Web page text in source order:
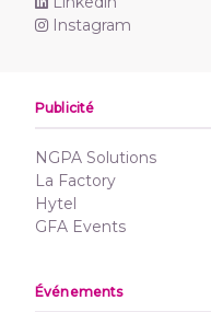
Instagram
Publicité
NGPA Solutions
La Factory
Hytel
GFA Events
Événements